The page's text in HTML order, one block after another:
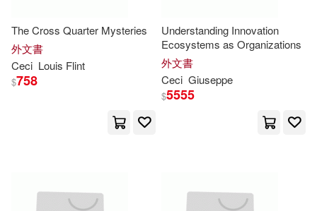
Louis Flint(4)
Dymally(3)
Lucia(3)
(1)
Ios Pr Inc(1)
John Wiley & Sons Inc(1)
Lanoo Books(1)
其他
範圍
The Cross Quarter Mysteries
外文書
Ceci Louis Flint
$758
Understanding Innovation
Ecosystems as Organizations
外文書
Ceci Giuseppe
$5555